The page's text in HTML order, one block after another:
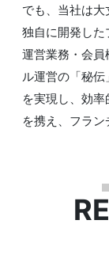
でも、当社は大
独自に開発し
運営業務・会
ル運営の「秘
を実現し、効率
を携え、フラ